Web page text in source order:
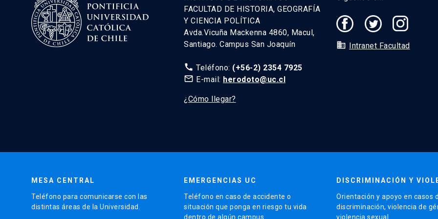
FACULTAD DE HISTORIA, GEOGRAFÍA
Y CIENCIA POLÍTICA
Avda.Vicuña Mackenna 4860, Macul,
Santiago. Campus San Joaquín
call Teléfono: (+56-2) 2354 7925
mail_outline E-mail: herodoto@uc.cl
¿Cómo llegar?
domain Intranet Facultad
MESA CENTRAL
Teléfono para comunicarse con las
distintas áreas de la Universidad.
EMERGENCIAS UC
Teléfono en caso de accidente o
situación que ponga en riesgo tu vida
dentro de algún campus.
DISCRIMINACIÓN Y
Orientación y apoyo en casos
discriminación, violencia de
violencia sexual.